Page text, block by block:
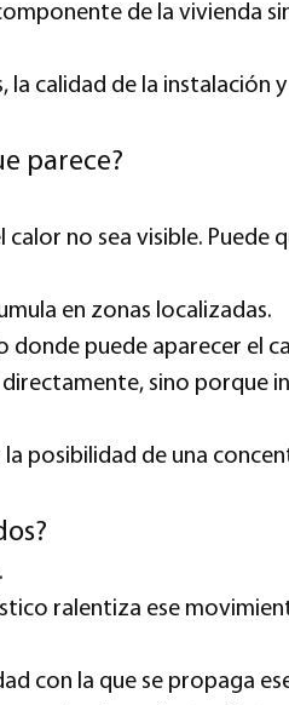
de la vivienda
calidad de la instalación
parece?
calor no sea visible. Puede
en zonas localizadas.
donde puede aparecer el
sino porque
posibilidad de una
ralentiza ese
con la que se propaga